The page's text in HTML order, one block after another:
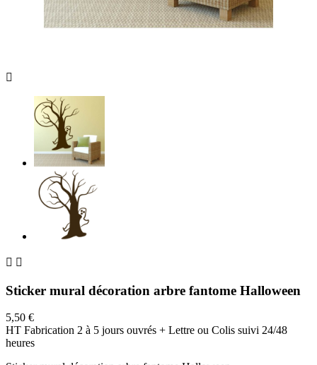

 
Sticker mural décoration arbre fantome Halloween
5,50 €
HT Fabrication 2 à 5 jours ouvrés + Lettre ou Colis suivi 24/48
heures